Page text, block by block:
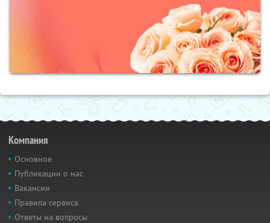
Компания
Основное
Публикации о нас
Вакансии
Правила сервиса
Ответы на вопросы